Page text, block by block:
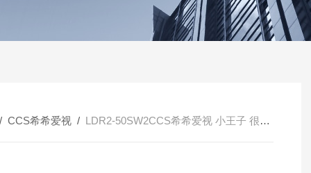
CCS希希爱视/ LDR2-50SW2CCS希希爱视 小王子 很哇涩 系列 LED光源